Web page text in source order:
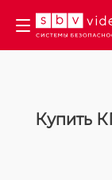
Купить